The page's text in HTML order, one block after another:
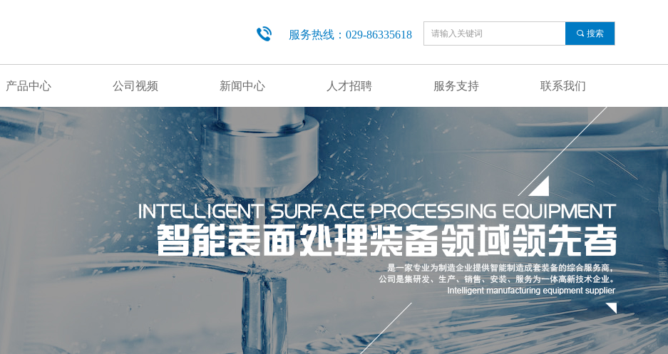
끠 搜索
服务热线：029-86335618
产品中心 公司视频 新闻中心 人才招聘 服务支持 联系我们